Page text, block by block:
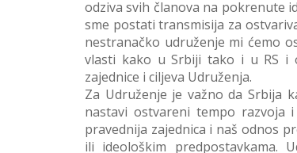
odziva svih članova na pokrenute
sme postati transmisija za
nestranačko udruženje mi ćemo
vlasti kako u Srbiji tako i u RS i
zajednice i ciljeva Udruženja.
Za Udruženje je važno da Srbija
nastavi ostvareni tempo razvoja
pravednija zajednica i naš odnos
ili ideološkim predpostavkama.